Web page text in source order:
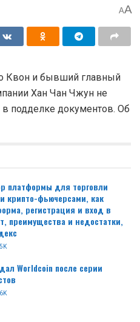
AA
Квон и бывший главный
Хан Чан Чжун не
подделке документов. Об
платформы для торговли
крипто-фьючерсами, как
регистрация и вход в
преимущества и недостатки,
Worldcoin после серии